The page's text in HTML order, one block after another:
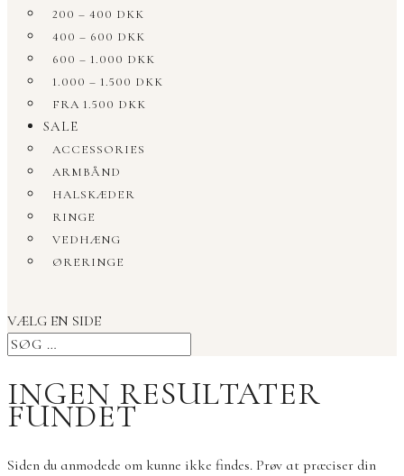
200 – 400 DKK
400 – 600 DKK
600 – 1.000 DKK
1.000 – 1.500 DKK
FRA 1.500 DKK
SALE
ACCESSORIES
ARMBÅND
HALSKÆDER
RINGE
VEDHÆNG
ØRERINGE
VÆLG EN SIDE
INGEN RESULTATER
FUNDET
Siden du anmodede om kunne ikke findes. Prøv at præciser din